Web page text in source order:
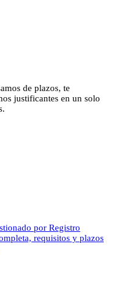
de plazos, te
justificantes en un solo
por Registro
requisitos y plazos